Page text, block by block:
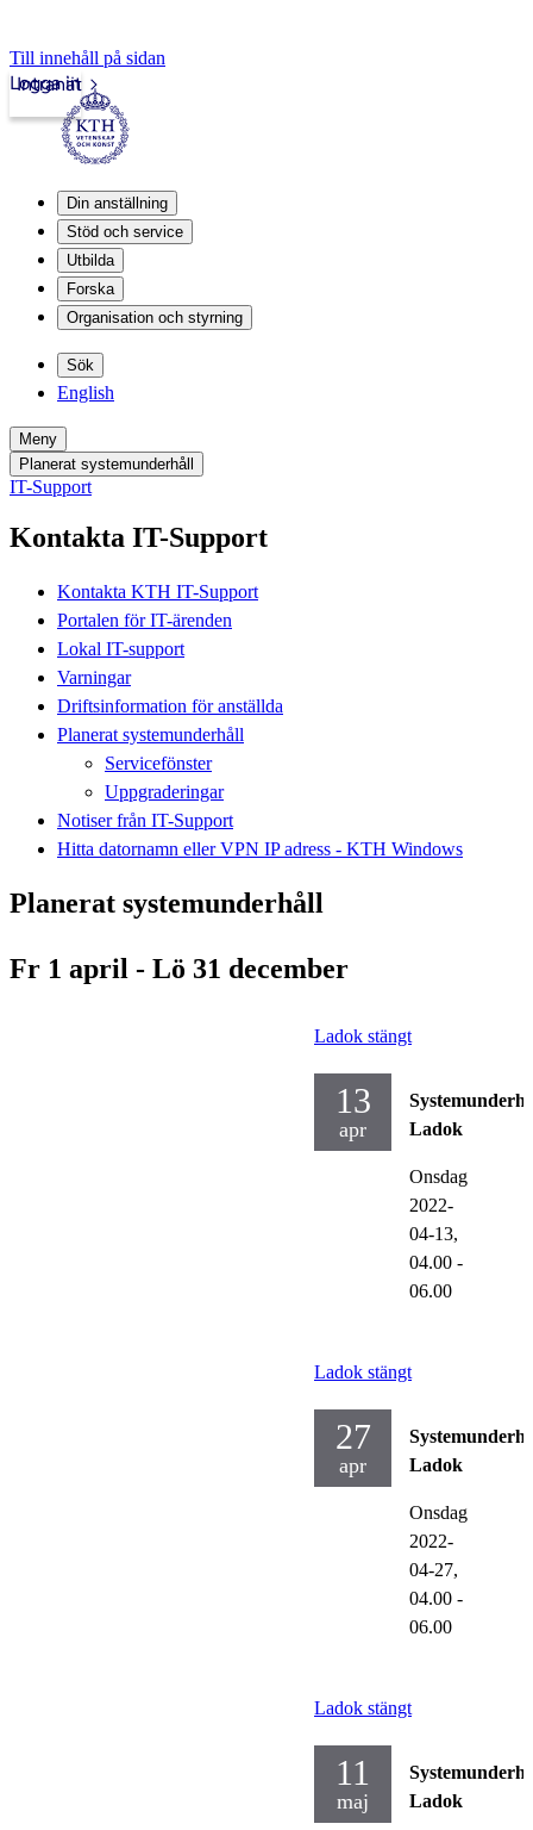
Till innehåll på sidan
Intranät
Logga in
Din anställning
Stöd och service
Utbilda
Forska
Organisation och styrning
Sök
English
Meny
Planerat systemunderhåll
IT-Support
Kontakta IT-Support
Kontakta KTH IT-Support
Portalen för IT-ärenden
Lokal IT-support
Varningar
Driftsinformation för anställda
Planerat systemunderhåll
Servicefönster
Uppgraderingar
Notiser från IT-Support
Hitta datornamn eller VPN IP adress - KTH Windows
Planerat systemunderhåll
Fr 1 april - Lö 31 december
Ladok stängt
13
apr
Ladok
Onsdag
2022-
04-13,
04.00 -
06.00
Ladok stängt
27
apr
Ladok
Onsdag
2022-
04-27,
04.00 -
06.00
Ladok stängt
11
maj
Ladok